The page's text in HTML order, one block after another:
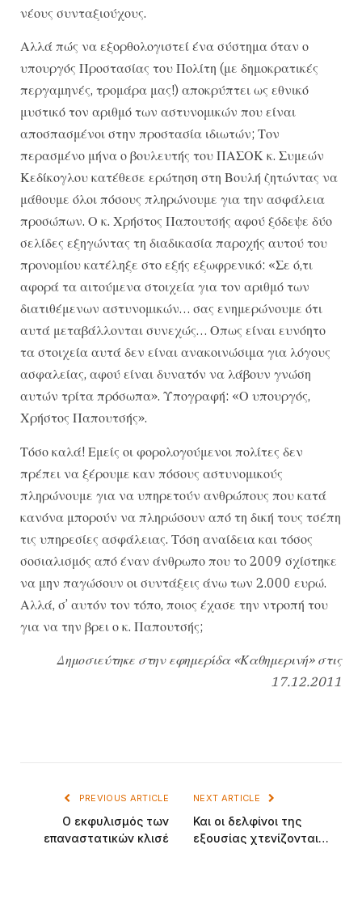
νέους συνταξιούχους.
Αλλά πώς να εξορθολογιστεί ένα σύστημα όταν ο
υπουργός Προστασίας του Πολίτη (με δημοκρατικές
περγαμηνές, τρομάρα μας!) αποκρύπτει ως εθνικό
μυστικό τον αριθμό των αστυνομικών που είναι
αποσπασμένοι στην προστασία ιδιωτών; Τον
περασμένο μήνα ο βουλευτής του ΠΑΣΟΚ κ. Συμεών
Κεδίκογλου κατέθεσε ερώτηση στη Βουλή ζητώντας να
μάθουμε όλοι πόσους πληρώνουμε για την ασφάλεια
προσώπων. Ο κ. Χρήστος Παπουτσής αφού ξόδεψε δύο
σελίδες εξηγώντας τη διαδικασία παροχής αυτού του
προνομίου κατέληξε στο εξής εξωφρενικό: «Σε ό,τι
αφορά τα αιτούμενα στοιχεία για τον αριθμό των
διατιθέμενων αστυνομικών… σας ενημερώνουμε ότι
αυτά μεταβάλλονται συνεχώς… Οπως είναι ευνόητο
τα στοιχεία αυτά δεν είναι ανακοινώσιμα για λόγους
ασφαλείας, αφού είναι δυνατόν να λάβουν γνώση
αυτών τρίτα πρόσωπα». Υπογραφή: «Ο υπουργός,
Χρήστος Παπουτσής».
Τόσο καλά! Εμείς οι φορολογούμενοι πολίτες δεν
πρέπει να ξέρουμε καν πόσους αστυνομικούς
πληρώνουμε για να υπηρετούν ανθρώπους που κατά
κανόνα μπορούν να πληρώσουν από τη δική τους τσέπη
τις υπηρεσίες ασφάλειας. Τόση αναίδεια και τόσος
σοσιαλισμός από έναν άνθρωπο που το 2009 σχίστηκε
να μην παγώσουν οι συντάξεις άνω των 2.000 ευρώ.
Αλλά, σ’ αυτόν τον τόπο, ποιος έχασε την ντροπή του
για να την βρει ο κ. Παπουτσής;
Δημοσιεύτηκε στην εφημερίδα «Καθημερινή» στις
17.12.2011
PREVIOUS ARTICLE
Ο εκφυλισμός των
επαναστατικών κλισέ
NEXT ARTICLE
Και οι δελφίνοι της
εξουσίας χτενίζονται…